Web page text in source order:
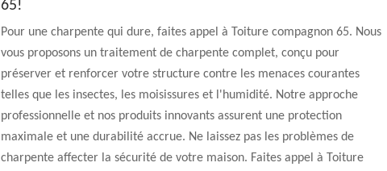
65!
Pour une charpente qui dure, faites appel à Toiture compagnon 65. Nous
vous proposons un traitement de charpente complet, conçu pour
préserver et renforcer votre structure contre les menaces courantes
telles que les insectes, les moisissures et l'humidité. Notre approche
professionnelle et nos produits innovants assurent une protection
maximale et une durabilité accrue. Ne laissez pas les problèmes de
charpente affecter la sécurité de votre maison. Faites appel à Toiture